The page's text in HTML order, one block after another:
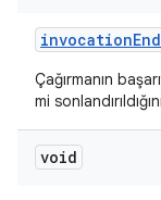
invocation
Çağırmanın
mi
void